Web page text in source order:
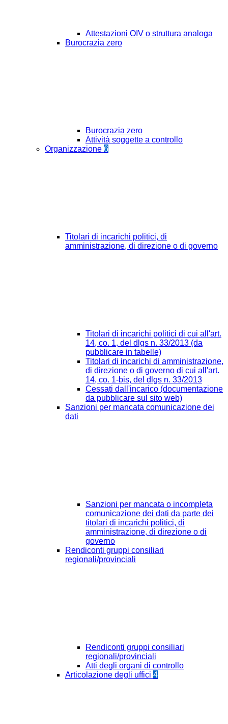
Attestazioni OIV o struttura analoga
Burocrazia zero
Burocrazia zero
Attività soggette a controllo
Organizzazione 6
Titolari di incarichi politici, di
amministrazione, di direzione o di governo
Titolari di incarichi politici di cui all'art.
14, co. 1, del dlgs n. 33/2013 (da
pubblicare in tabelle)
Titolari di incarichi di amministrazione,
di direzione o di governo di cui all'art.
14, co. 1-bis, del dlgs n. 33/2013
Cessati dall'incarico (documentazione
da pubblicare sul sito web)
Sanzioni per mancata comunicazione dei
dati
Sanzioni per mancata o incompleta
comunicazione dei dati da parte dei
titolari di incarichi politici, di
amministrazione, di direzione o di
governo
Rendiconti gruppi consiliari
regionali/provinciali
Rendiconti gruppi consiliari
regionali/provinciali
Atti degli organi di controllo
Articolazione degli uffici 4